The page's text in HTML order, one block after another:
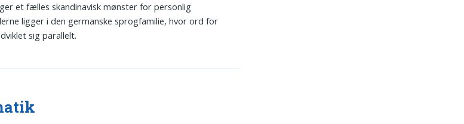
et fælles skandinavisk mønster for personlig
ligger i den germanske sprogfamilie, hvor ord for
sig parallelt.